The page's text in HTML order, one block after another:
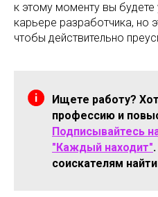
к этому моменту вы
карьере разработчика, но
чтобы действительно
Ищете работу?
профессию и
Подписывайтесь
"Каждый находит"
соискателям